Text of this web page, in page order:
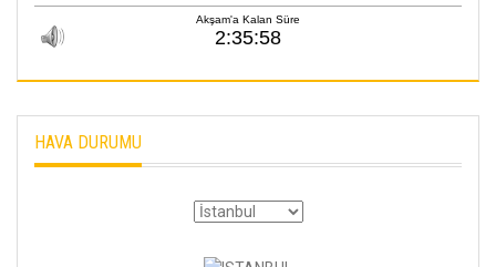
HAVA DURUMU